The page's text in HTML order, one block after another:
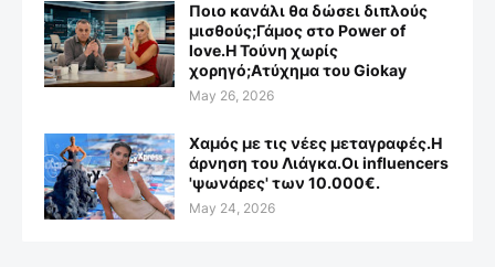
Ποιο κανάλι θα δώσει διπλούς
μισθούς;Γάμος στο Power of
love.Η Τούνη χωρίς
χορηγό;Aτύχημα του Giokay
May 26, 2026
Χαμός με τις νέες μεταγραφές.Η
άρνηση του Λιάγκα.Οι influencers
'ψωνάρες' των 10.000€.
May 24, 2026